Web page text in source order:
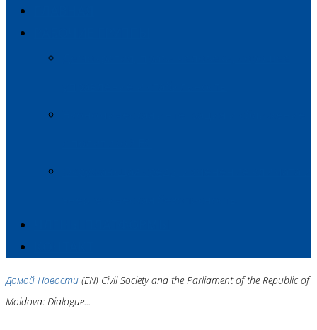
Домой Новости (EN) Civil Society and the Parliament of the Republic of
Moldova: Dialogue...